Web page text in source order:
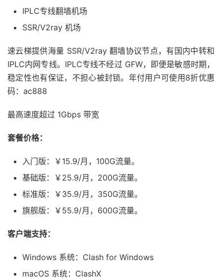
IPLC专线翻墙机场
SSR/V2ray 机场
速云梯提供海量 SSR/V2ray 翻墙协议节点，有国内中转和
IPLC内网专线。IPLC专线不经过 GFW，即便是敏感时期，
稳定性也有保证，不担心被封锁。年付用户可使用8折优惠
码：ac888
最高速度超过 1Gbps 带宽
套餐价格：
入门版：￥15.9/月，100G流量。
基础版：￥25.9/月，200G流量。
标准版：￥35.9/月，350G流量。
旗舰版：￥55.9/月，600G流量。
客户端支持：
Windows 系统：Clash for Windows
macOS 系统：ClashX